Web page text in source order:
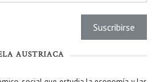
AUSTRIACA